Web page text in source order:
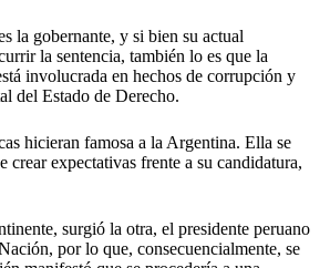
la gobernante, y si bien su actual
la sentencia, también lo es que la
involucrada en hechos de corrupción y
del Estado de Derecho.
hicieran famosa a la Argentina. Ella se
expectativas frente a su candidatura,
surgió la otra, el presidente peruano
por lo que, consecuencialmente, se